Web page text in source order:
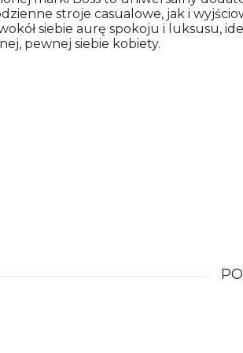
stroje casualowe, jak i
siebie aurę spokoju i luksusu,
pewnej siebie kobiety.